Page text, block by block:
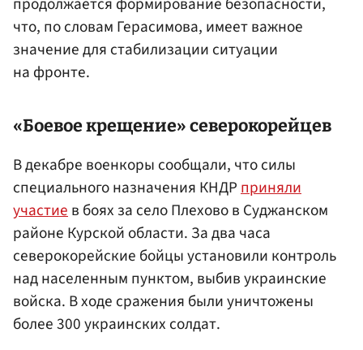
что, по словам Герасимова, имеет важное
значение для стабилизации ситуации
на фронте.
«Боевое крещение» северокорейцев
В декабре военкоры сообщали, что силы
специального назначения КНДРприняли
участиев боях за село Плехово в Суджанском
районе Курской области. За два часа
северокорейские бойцы установили контроль
над населенным пунктом, выбив украинские
войска. В ходе сражения были уничтожены
более 300 украинских солдат.